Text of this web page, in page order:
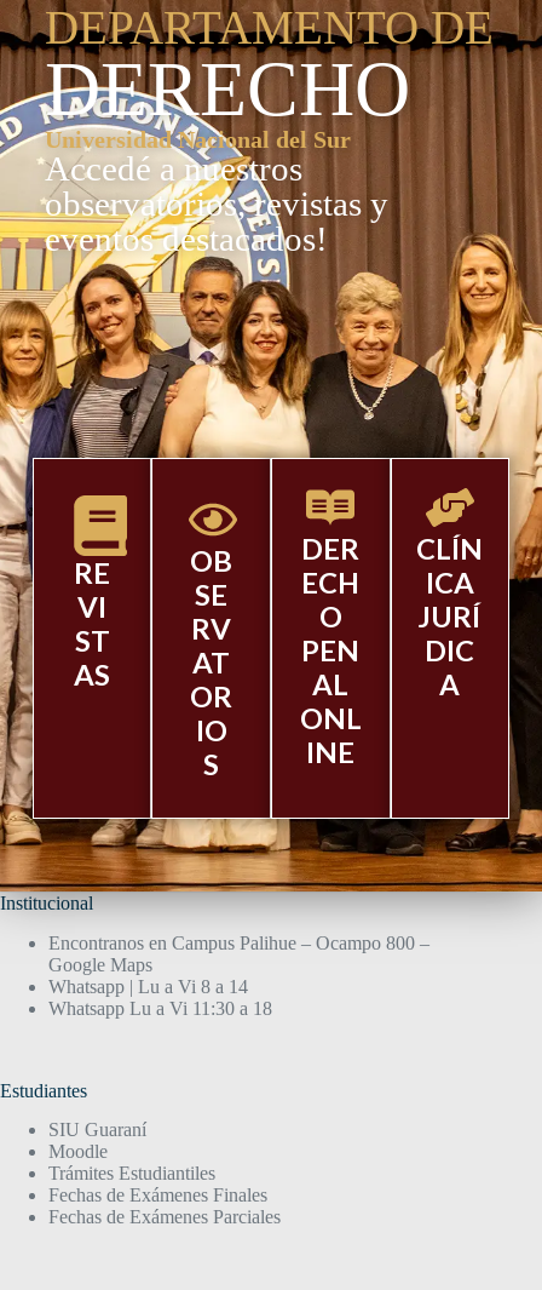
DEPARTAMENTO DE
DERECHO
Universidad Nacional del Sur
Accedé a nuestros
observatorios, revistas y
eventos destacados!
RE
VI
ST
AS
OB
SE
RV
AT
OR
IO
S
DER
ECH
O
PEN
AL
ONL
INE
CLÍN
ICA
JURÍ
DIC
A
Institucional
Encontranos en Campus Palihue – Ocampo 800 –
Google Maps
Whatsapp | Lu a Vi 8 a 14
Whatsapp Lu a Vi 11:30 a 18
Estudiantes
SIU Guaraní
Moodle
Trámites Estudiantiles
Fechas de Exámenes Finales
Fechas de Exámenes Parciales